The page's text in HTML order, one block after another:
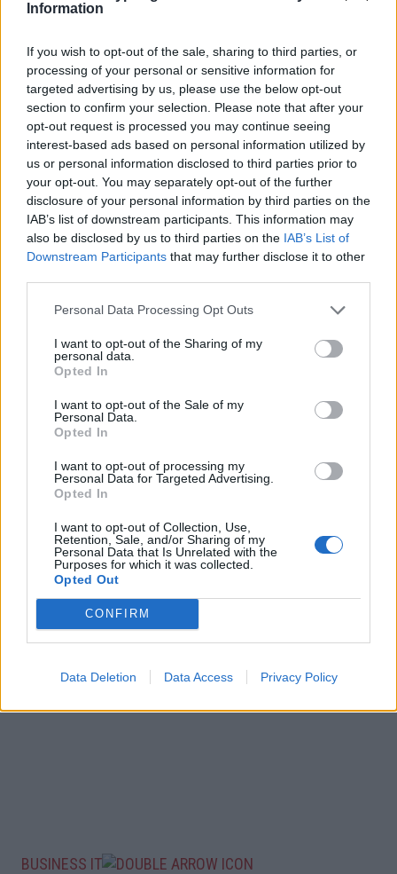
Information
If you wish to opt-out of the sale, sharing to third parties, or
processing of your personal or sensitive information for
targeted advertising by us, please use the below opt-out
section to confirm your selection. Please note that after your
opt-out request is processed you may continue seeing
interest-based ads based on personal information utilized by
us or personal information disclosed to third parties prior to
your opt-out. You may separately opt-out of the further
disclosure of your personal information by third parties on the
IAB’s list of downstream participants. This information may
also be disclosed by us to third parties on the IAB’s List of
Downstream Participants that may further disclose it to other
Personal Data Processing Opt Outs
I want to opt-out of the Sharing of my
personal data.
Opted In
I want to opt-out of the Sale of my
Personal Data.
Opted In
I want to opt-out of processing my
Personal Data for Targeted Advertising.
Opted In
I want to opt-out of Collection, Use,
Retention, Sale, and/or Sharing of my
Personal Data that Is Unrelated with the
Purposes for which it was collected.
Opted Out
CONFIRM
Data Deletion Data Access Privacy Policy
BUSINESS IT